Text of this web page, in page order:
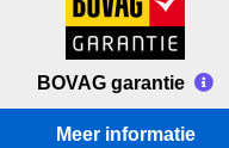
BOVAG garantie
Meer informatie